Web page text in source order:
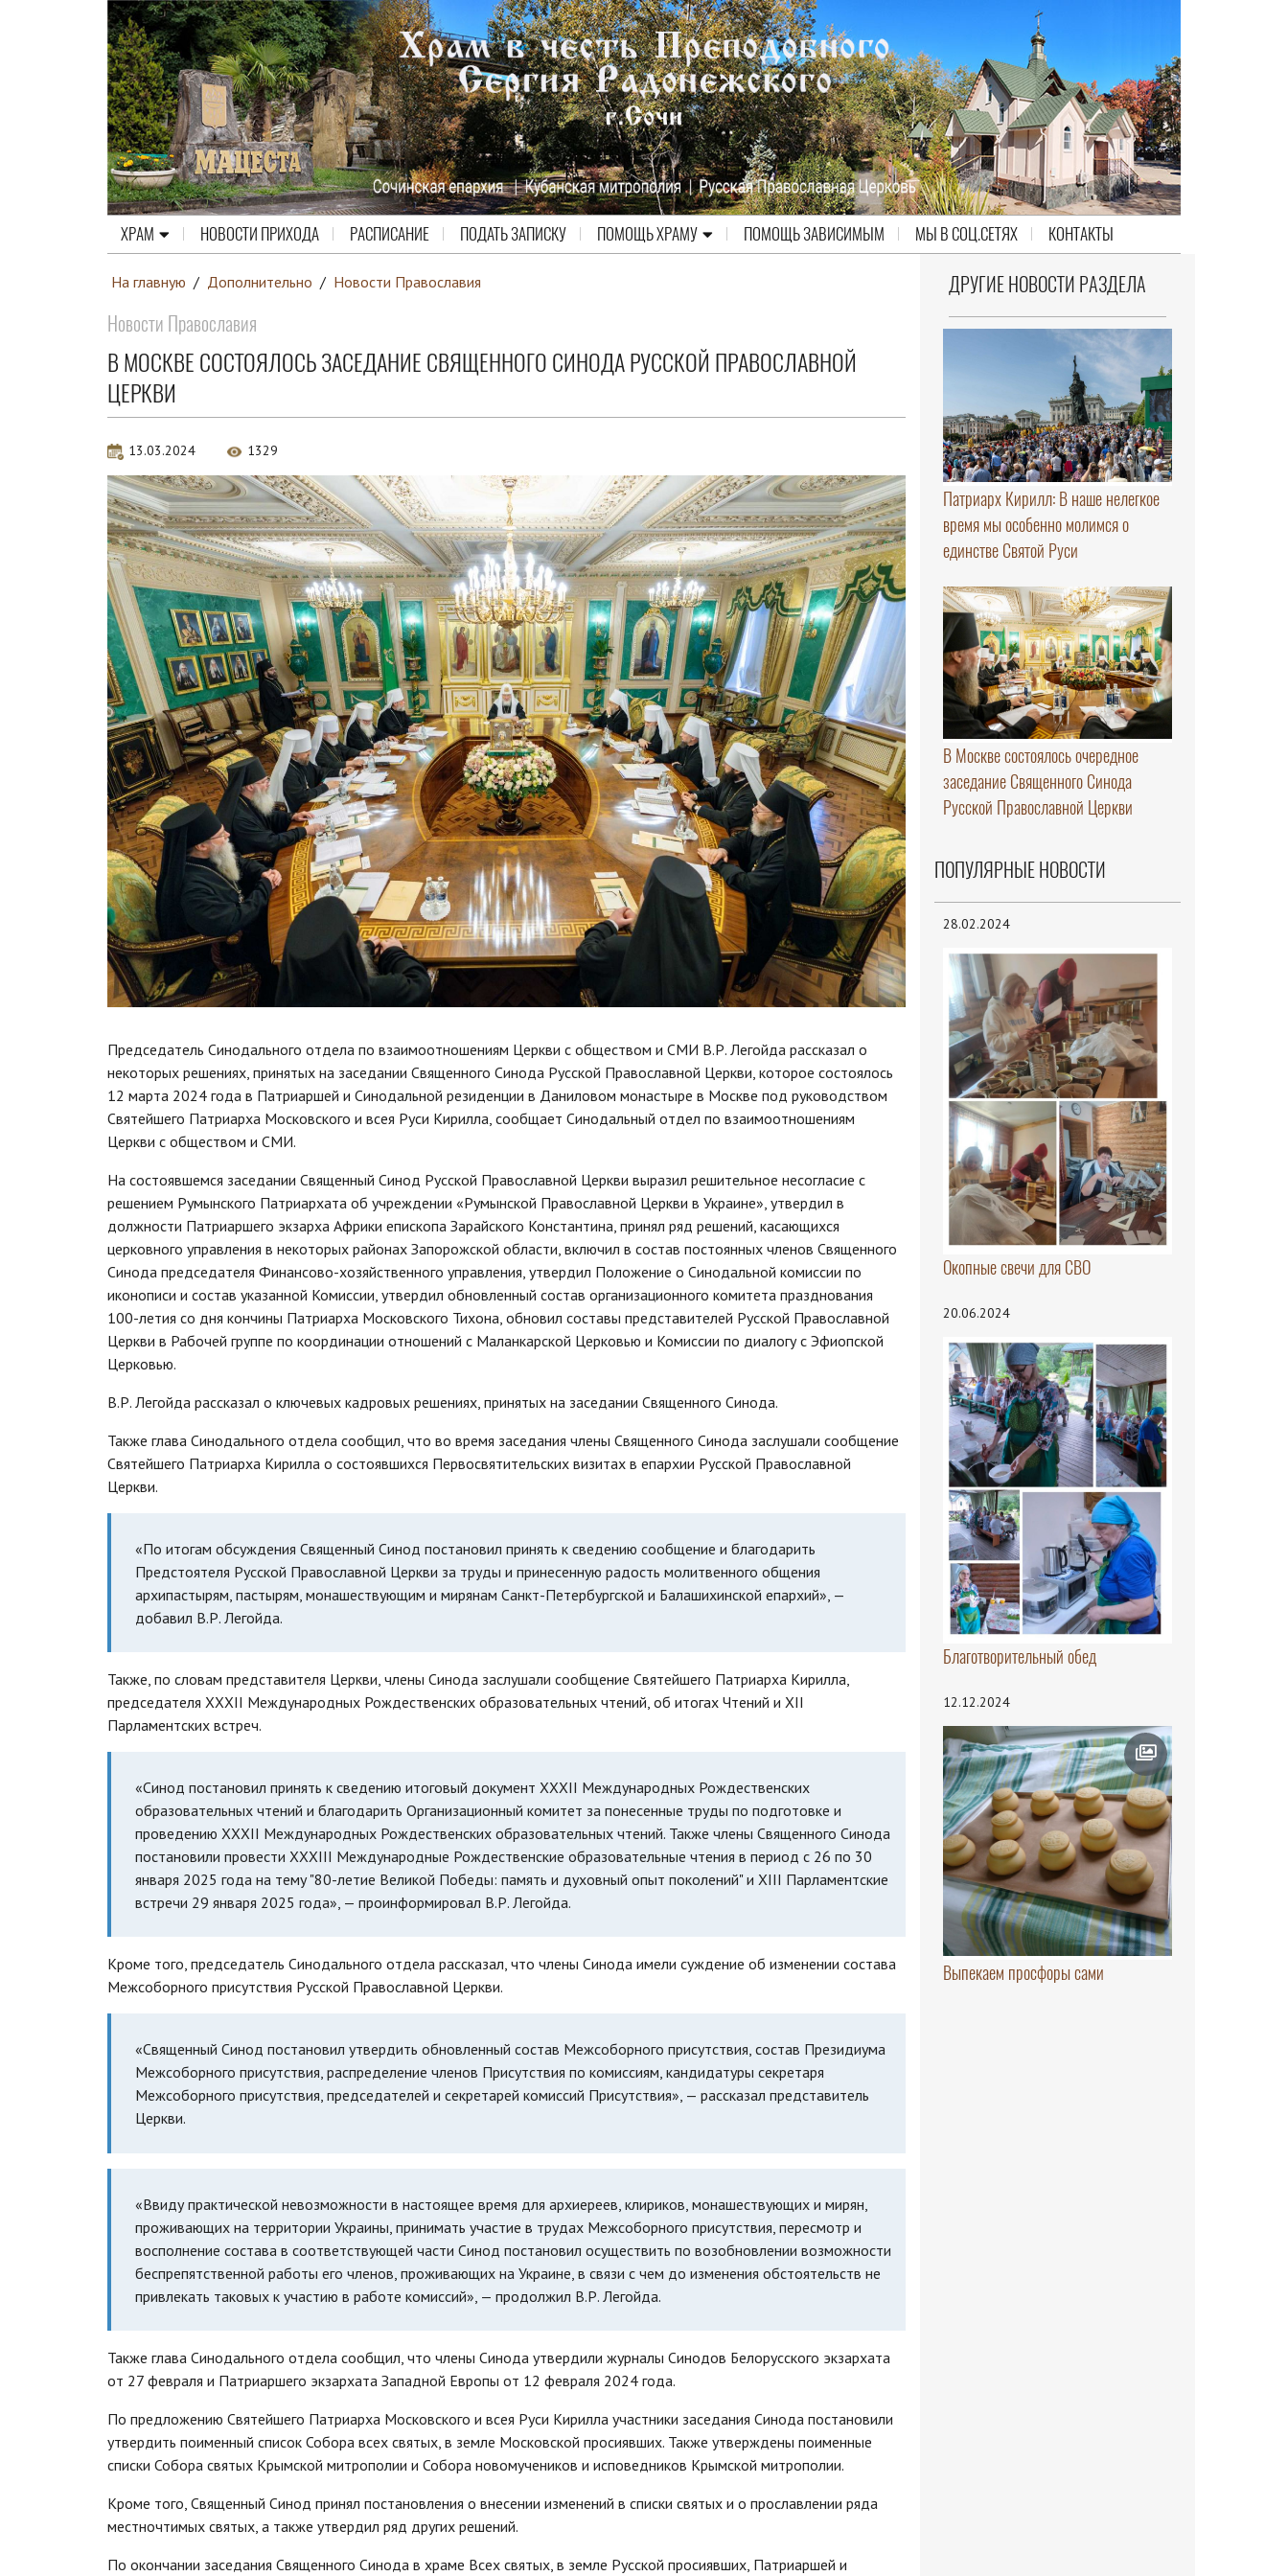
ХРАМ НОВОСТИ ПРИХОДА РАСПИСАНИЕ ПОДАТЬ ЗАПИСКУ ПОМОЩЬ ХРАМУ ПОМОЩЬ ЗАВИСИМЫМ МЫ В СОЦ.СЕТЯХ КОНТАКТЫ
На главную / Дополнительно / Новости Православия
Новости Православия
В МОСКВЕ СОСТОЯЛОСЬ ЗАСЕДАНИЕ СВЯЩЕННОГО СИНОДА РУССКОЙ ПРАВОСЛАВНОЙ
ЦЕРКВИ
13.03.2024 1329
Председатель Синодального отдела по взаимоотношениям Церкви с обществом и СМИ В.Р. Легойда рассказал о
некоторых решениях, принятых на заседании Священного Синода Русской Православной Церкви, которое состоялось
12 марта 2024 года в Патриаршей и Синодальной резиденции в Даниловом монастыре в Москве под руководством
Святейшего Патриарха Московского и всея Руси Кирилла, сообщает Синодальный отдел по взаимоотношениям
Церкви с обществом и СМИ.
На состоявшемся заседании Священный Синод Русской Православной Церкви выразил решительное несогласие с
решением Румынского Патриархата об учреждении «Румынской Православной Церкви в Украине», утвердил в
должности Патриаршего экзарха Африки епископа Зарайского Константина, принял ряд решений, касающихся
церковного управления в некоторых районах Запорожской области, включил в состав постоянных членов Священного
Синода председателя Финансово-хозяйственного управления, утвердил Положение о Синодальной комиссии по
иконописи и состав указанной Комиссии, утвердил обновленный состав организационного комитета празднования
100-летия со дня кончины Патриарха Московского Тихона, обновил составы представителей Русской Православной
Церкви в Рабочей группе по координации отношений с Маланкарской Церковью и Комиссии по диалогу с Эфиопской
Церковью.
В.Р. Легойда рассказал о ключевых кадровых решениях, принятых на заседании Священного Синода.
Также глава Синодального отдела сообщил, что во время заседания члены Священного Синода заслушали сообщение
Святейшего Патриарха Кирилла о состоявшихся Первосвятительских визитах в епархии Русской Православной
Церкви.
«По итогам обсуждения Священный Синод постановил принять к сведению сообщение и благодарить
Предстоятеля Русской Православной Церкви за труды и принесенную радость молитвенного общения
архипастырям, пастырям, монашествующим и мирянам Санкт-Петербургской и Балашихинской епархий», —
добавил В.Р. Легойда.
Также, по словам представителя Церкви, члены Синода заслушали сообщение Святейшего Патриарха Кирилла,
председателя XXXII Международных Рождественских образовательных чтений, об итогах Чтений и XII
Парламентских встреч.
«Синод постановил принять к сведению итоговый документ XXХII Международных Рождественских
образовательных чтений и благодарить Организационный комитет за понесенные труды по подготовке и
проведению XXХII Международных Рождественских образовательных чтений. Также члены Священного Синода
постановили провести XXXIII Международные Рождественские образовательные чтения в период с 26 по 30
января 2025 года на тему "80-летие Великой Победы: память и духовный опыт поколений" и XIII Парламентские
встречи 29 января 2025 года», — проинформировал В.Р. Легойда.
Кроме того, председатель Синодального отдела рассказал, что члены Синода имели суждение об изменении состава
Межсоборного присутствия Русской Православной Церкви.
«Священный Синод постановил утвердить обновленный состав Межсоборного присутствия, состав Президиума
Межсоборного присутствия, распределение членов Присутствия по комиссиям, кандидатуры секретаря
Межсоборного присутствия, председателей и секретарей комиссий Присутствия», — рассказал представитель
Церкви.
«Ввиду практической невозможности в настоящее время для архиереев, клириков, монашествующих и мирян,
проживающих на территории Украины, принимать участие в трудах Межсоборного присутствия, пересмотр и
восполнение состава в соответствующей части Синод постановил осуществить по возобновлении возможности
беспрепятственной работы его членов, проживающих на Украине, в связи с чем до изменения обстоятельств не
привлекать таковых к участию в работе комиссий», — продолжил В.Р. Легойда.
Также глава Синодального отдела сообщил, что члены Синода утвердили журналы Синодов Белорусского экзархата
от 27 февраля и Патриаршего экзархата Западной Европы от 12 февраля 2024 года.
По предложению Святейшего Патриарха Московского и всея Руси Кирилла участники заседания Синода постановили
утвердить поименный список Собора всех святых, в земле Московской просиявших. Также утверждены поименные
списки Собора святых Крымской митрополии и Собора новомучеников и исповедников Крымской митрополии.
Кроме того, Священный Синод принял постановления о внесении изменений в списки святых и о прославлении ряда
местночтимых святых, а также утвердил ряд других решений.
По окончании заседания Священного Синода в храме Всех святых, в земле Русской просиявших, Патриаршей и
ДРУГИЕ НОВОСТИ РАЗДЕЛА
Патриарх Кирилл: В наше нелегкое
время мы особенно молимся о
единстве Святой Руси
В Москве состоялось очередное
заседание Священного Синода
Русской Православной Церкви
ПОПУЛЯРНЫЕ НОВОСТИ
28.02.2024
Окопные свечи для СВО
20.06.2024
Благотворительный обед
12.12.2024
Выпекаем просфоры сами